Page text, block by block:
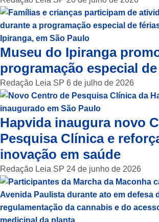
Museu do Ipiranga
programação especial
Redação Leia SP 6 de julho de 2026
Hapvida inaugura novo
Pesquisa Clínica e
inovação em saúde
Redação Leia SP 24 de junho de 2026